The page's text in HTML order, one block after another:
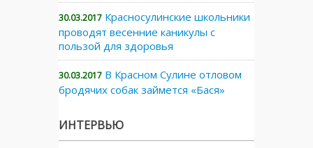
30.03.2017 Красносулинские школьники
проводят весенние каникулы с
пользой для здоровья
30.03.2017 В Красном Сулине отловом
бродячих собак займется «Бася»
ИНТЕРВЬЮ